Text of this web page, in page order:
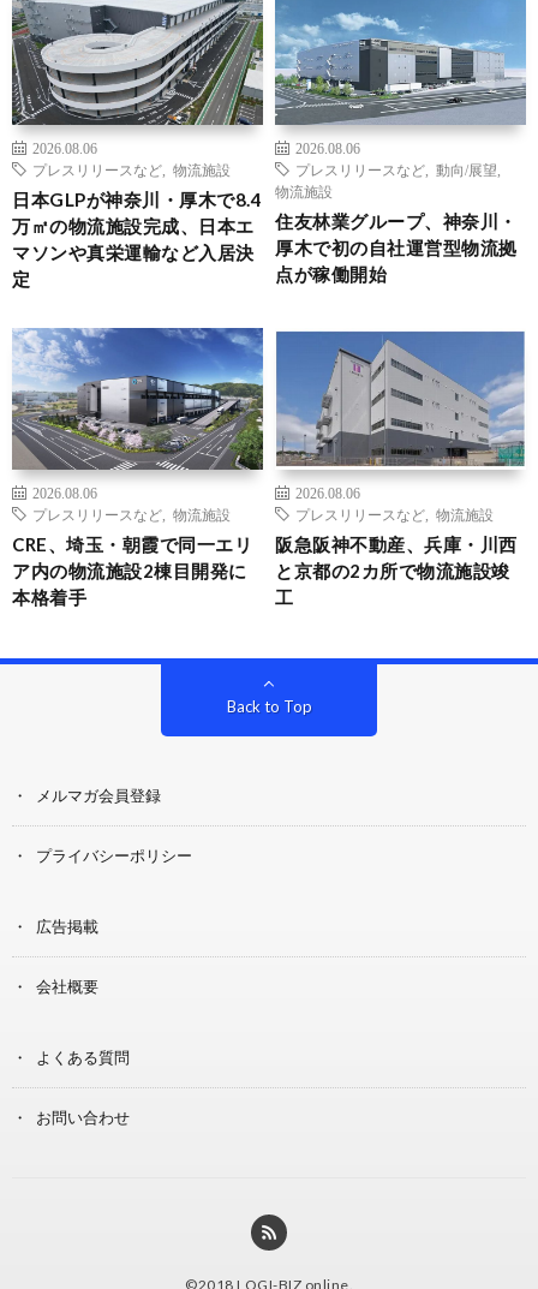
2026.08.06
プレスリリースなど
物流施設
日本GLPが神奈川・厚木で8.4
万㎡の物流施設完成、日本エ
マソンや真栄運輸など入居決
定
2026.08.06
プレスリリースなど
動向/展望
物流施設
住友林業グループ、神奈川・
厚木で初の自社運営型物流拠
点が稼働開始
2026.08.06
プレスリリースなど
物流施設
CRE、埼玉・朝霞で同一エリ
ア内の物流施設2棟目開発に
本格着手
2026.08.06
プレスリリースなど
物流施設
阪急阪神不動産、兵庫・川西
と京都の2カ所で物流施設竣
工
Back to Top
メルマガ会員登録
プライバシーポリシー
広告掲載
会社概要
よくある質問
お問い合わせ
©2018 LOGI-BIZ online